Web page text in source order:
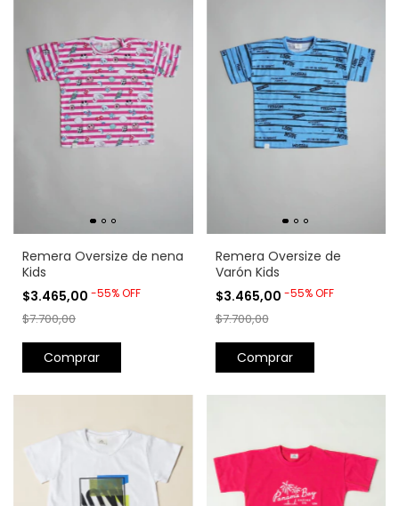
Remera Oversize de nena
Kids
$3.465,00 -55%OFF
$7.700,00
Comprar
Remera Oversize de
Varón Kids
$3.465,00 -55%OFF
$7.700,00
Comprar